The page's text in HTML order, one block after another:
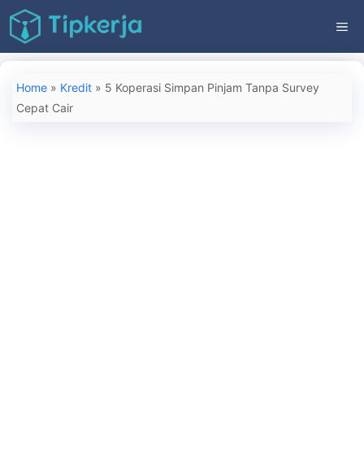
Langsung
ke
isi
Home » Kredit » 5 Koperasi Simpan Pinjam Tanpa Survey
Cepat Cair